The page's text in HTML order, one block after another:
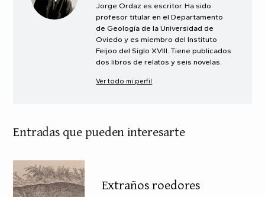
Jorge Ordaz es escritor. Ha sido
profesor titular en el Departamento
de Geología de la Universidad de
Oviedo y es miembro del Instituto
Feijoo del Siglo XVIII. Tiene publicados
dos libros de relatos y seis novelas.
Ver todo mi perfil
Entradas que pueden interesarte
Extraños roedores